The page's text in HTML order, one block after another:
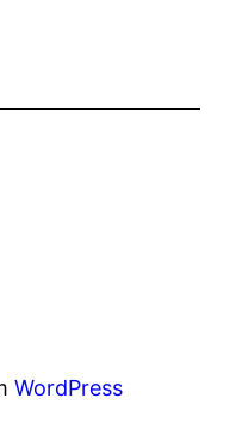
WordPress